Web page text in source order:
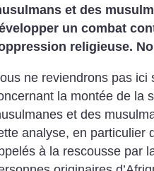
et des
un combat
religieuse.
ne reviendrons pas ici
la montée de la
et des
analyse, en particulier
à la rescousse par